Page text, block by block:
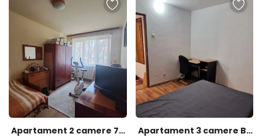
Apartament 2 camere 75 08 mp ansamblu 0 Comision Achizit Apartament 3 camere Brazda lui novac